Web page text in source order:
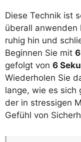
Diese Technik ist
überall anwenden
ruhig hin und
Beginnen Sie mit
gefolgt von 6
Wiederholen Sie
lange, wie es sich
der in stressigen
Gefühl von